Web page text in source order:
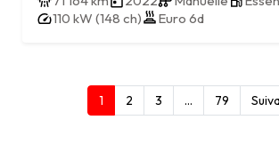
110 kW (148 ch)
Euro 6d
1 2 3 … 79